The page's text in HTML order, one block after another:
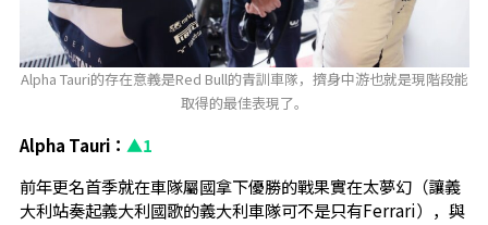
Alpha Tauri的存在意義是Red Bull的青訓車隊，擠身中游也就是現階段能
取得的最佳表現了。
Alpha Tauri： ▲1
前年更名首季就在車隊屬國拿下優勝的戰果實在太夢幻（讓義
大利站奏起義大利國歌的義大利車隊可不是只有Ferrari），與